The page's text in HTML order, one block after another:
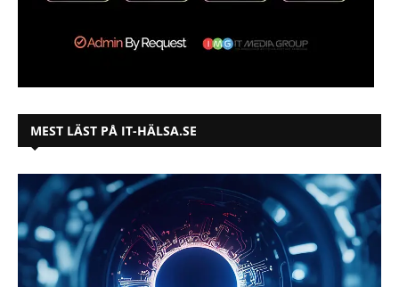
MEST LÄST PÅ IT-HÄLSA.SE